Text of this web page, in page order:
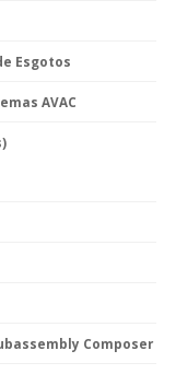
Esgotos
AVAC
Composer